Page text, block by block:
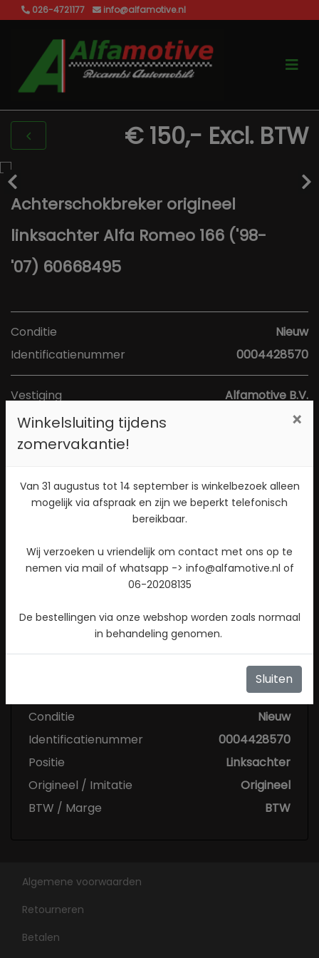
026-4721177 info@alfamotive.nl
€ 150,- Excl. BTW
Achterschokbreker origineel
linksachter Alfa Romeo 166 ('98-
'07) 60668495
Conditie
Nieuw
Identificatienummer
0004428570
Vestiging
Alfamotive B.V.
Adres
Poort van Midden Gelderland Rood 1a
Postcode
Toon kaart
Direct contact opnemen? Bel 026-4721177!
Stuur een WhatsApp bericht!
Check beschikbaarheid
Conditie
Nieuw
Identificatienummer
0004428570
Positie
Linksachter
Origineel / Imitatie
Origineel
BTW / Marge
BTW
Algemene voorwaarden
Retourneren
Betalen
Winkelsluiting tijdens
zomervakantie!
×
Van 31 augustus tot 14 september is winkelbezoek alleen
mogelijk via afspraak en zijn we beperkt telefonisch
bereikbaar.
Wij verzoeken u vriendelijk om contact met ons op te
nemen via mail of whatsapp -> info@alfamotive.nl of
06-20208135
De bestellingen via onze webshop worden zoals normaal
in behandeling genomen.
Sluiten